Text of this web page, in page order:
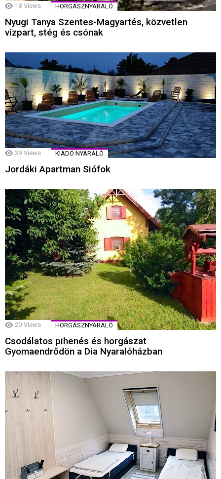
18 Views HORGÁSZNYARALÓ
Nyugi Tanya Szentes-Magyartés, közvetlen
vízpart, stég és csónak
39 Views KIADÓ NYARALÓ
Jordáki Apartman Siófok
20 Views HORGÁSZNYARALÓ
Csodálatos pihenés és horgászat
Gyomaendrődön a Dia Nyaralóházban